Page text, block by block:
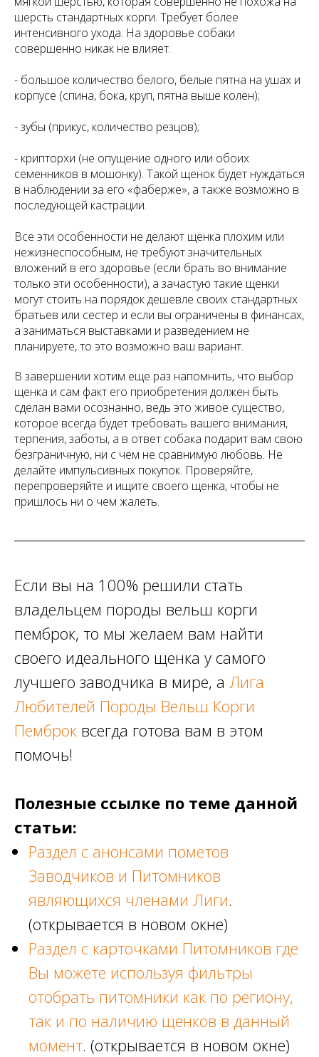
шерсть стандартных корги. Требует более
интенсивного ухода. На здоровье собаки
совершенно никак не влияет.
- большое количество белого, белые пятна на ушах и
корпусе (спина, бока, круп, пятна выше колен);
- зубы (прикус, количество резцов);
- крипторхи (не опущение одного или обоих
семенников в мошонку). Такой щенок будет нуждаться
в наблюдении за его «фаберже», а также возможно в
последующей кастрации.
Все эти особенности не делают щенка плохим или
нежизнеспособным, не требуют значительных
вложений в его здоровье (если брать во внимание
только эти особенности), а зачастую такие щенки
могут стоить на порядок дешевле своих стандартных
братьев или сестер и если вы ограничены в финансах,
а заниматься выставками и разведением не
планируете, то это возможно ваш вариант.
В завершении хотим еще раз напомнить, что выбор
щенка и сам факт его приобретения должен быть
сделан вами осознанно, ведь это живое существо,
которое всегда будет требовать вашего внимания,
терпения, заботы, а в ответ собака подарит вам свою
безграничную, ни с чем не сравнимую любовь. Не
делайте импульсивных покупок. Проверяйте,
перепроверяйте и ищите своего щенка, чтобы не
пришлось ни о чем жалеть.
Если вы на 100% решили стать
владельцем породы вельш корги
пемброк, то мы желаем вам найти
своего идеального щенка у самого
лучшего заводчика в мире, а Лига
Любителей Породы Вельш Корги
Пемброк всегда готова вам в этом
помочь!
Полезные ссылке по теме данной
статьи:
Раздел с анонсами пометов
Заводчиков и Питомников
являющихся членами Лиги.
(открывается в новом окне)
Раздел с карточками Питомников где
Вы можете используя фильтры
отобрать питомники как по региону,
так и по наличию щенков в данный
момент. (открывается в новом окне)